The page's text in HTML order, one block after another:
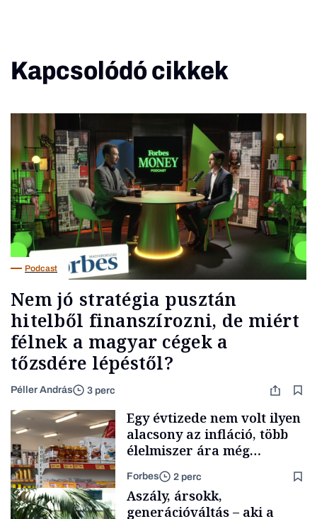
Kapcsolódó cikkek
Podcast
Nem jó stratégia pusztán
hitelből finanszírozni, de miért
félnek a magyar cégek a
tőzsdére lépéstől?
Péller András 3 perc
Egy évtizede nem volt ilyen
alacsony az infláció, több
élelmiszer ára még
rohamosan csökken is
Forbes 2 perc
Aszály, ársokk,
generációváltás – aki a